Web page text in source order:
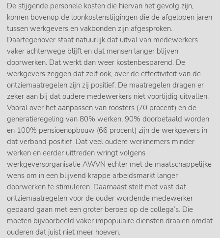
De stijgende personele kosten die hiervan het gevolg zijn,
komen bovenop de loonkostenstijgingen die de afgelopen jaren
tussen werkgevers en vakbonden zijn afgesproken.
Daartegenover staat natuurlijk dat uitval van medewerkers
vaker achterwege blijft en dat mensen langer blijven
doorwerken. Dat werkt dan weer kostenbesparend. De
werkgevers zeggen dat zelf ook, over de effectiviteit van de
ontziemaatregelen zijn zij positief. De maatregelen dragen er
zeker aan bij dat oudere medewerkers niet voortijdig uitvallen.
Vooral over het aanpassen van roosters (70 procent) en de
generatieregeling van 80% werken, 90% doorbetaald worden
en 100% pensioenopbouw (66 procent) zijn de werkgevers in
dat verband positief. Dat veel oudere werknemers minder
werken en eerder uittreden wringt volgens
werkgeversorganisatie AWVN echter met de maatschappelijke
wens om in een blijvend krappe arbeidsmarkt langer
doorwerken te stimuleren. Daarnaast stelt met vast dat
ontziemaatregelen voor de ouder wordende medewerker
gepaard gaan met een groter beroep op de collega’s. Die
moeten bijvoorbeeld vaker impopulaire diensten draaien omdat
ouderen dat juist niet meer hoeven.